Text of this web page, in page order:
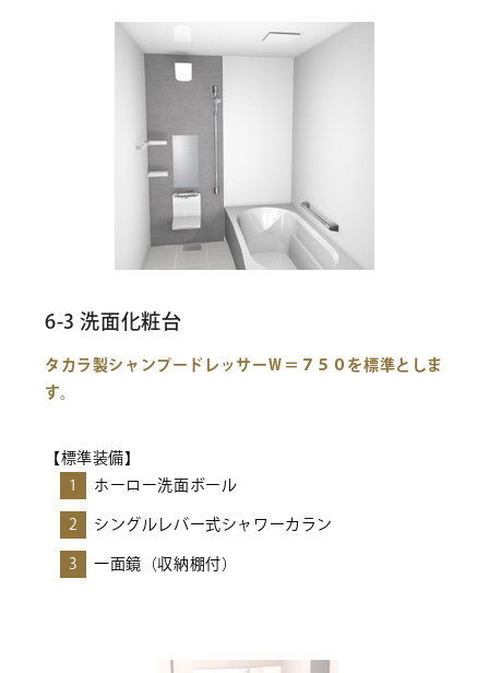
6-3 洗面化粧台
タカラ製シャンプードレッサーＷ＝７５０を標準としま
す。
【標準装備】
1
ホーロー洗面ボール
2 シングルレバー式シャワーカラン
3 一面鏡（収納棚付）